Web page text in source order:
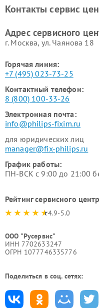
Ремонт стиральных
Контакты сервис
Адрес сервисного
г. Москва, ул. Чаянова 18
Горячая линия:
+7 (495) 023-73-25
Контактный телефон:
8 (800) 100-33-26
Электронная почта:
info@philips-fixim.ru
для юридических лиц
manager@fix-philips.ru
График работы:
ПН-ВСК с 9:00 до 21:00
Рейтинг сервисного
4.9-5.0
ООО "Русервис"
ИНН 7702633247
ОГРН 1077746335776
Поделиться в соц. сетях: